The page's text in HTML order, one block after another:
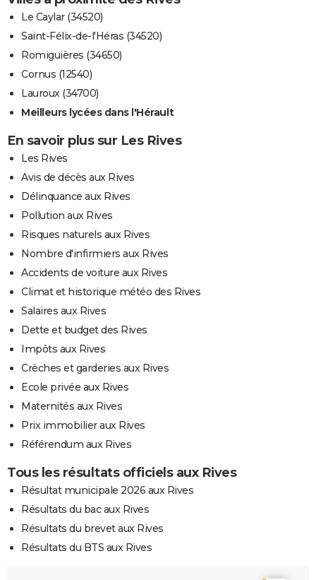
Le Caylar (34520)
Saint-Félix-de-l'Héras (34520)
Romiguières (34650)
Cornus (12540)
Lauroux (34700)
Meilleurs lycées dans l'Hérault
En savoir plus sur Les Rives
Les Rives
Avis de décès aux Rives
Délinquance aux Rives
Pollution aux Rives
Risques naturels aux Rives
Nombre d'infirmiers aux Rives
Accidents de voiture aux Rives
Climat et historique météo des Rives
Salaires aux Rives
Dette et budget des Rives
Impôts aux Rives
Crèches et garderies aux Rives
Ecole privée aux Rives
Maternités aux Rives
Prix immobilier aux Rives
Référendum aux Rives
Tous les résultats officiels aux Rives
Résultat municipale 2026 aux Rives
Résultats du bac aux Rives
Résultats du brevet aux Rives
Résultats du BTS aux Rives